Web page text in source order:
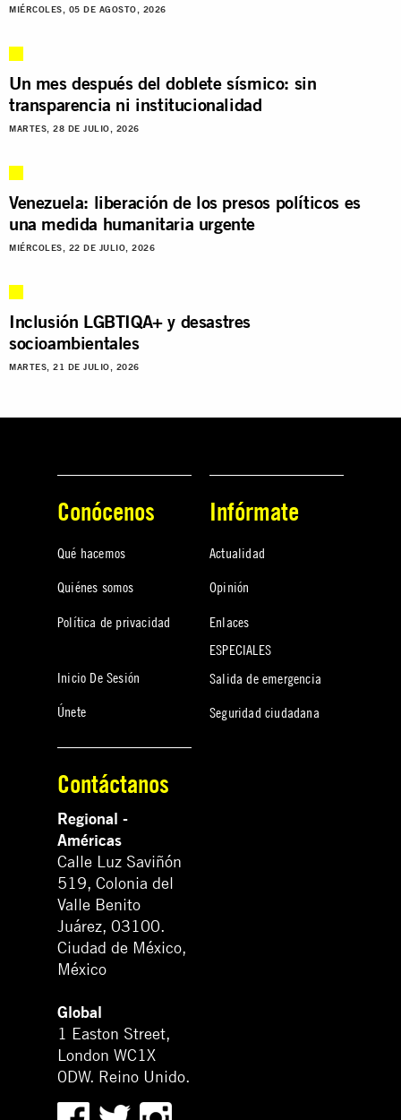
MIÉRCOLES, 05 DE AGOSTO, 2026
Un mes después del doblete sísmico: sin
transparencia ni institucionalidad
MARTES, 28 DE JULIO, 2026
Venezuela: liberación de los presos políticos es
una medida humanitaria urgente
MIÉRCOLES, 22 DE JULIO, 2026
Inclusión LGBTIQA+ y desastres
socioambientales
MARTES, 21 DE JULIO, 2026
Conócenos
Qué hacemos
Quiénes somos
Política de privacidad
Inicio De Sesión
Únete
Infórmate
Actualidad
Opinión
Enlaces
ESPECIALES
Salida de emergencia
Seguridad ciudadana
Contáctanos
Regional -
Américas
Calle Luz Saviñón
519, Colonia del
Valle Benito
Juárez, 03100.
Ciudad de México,
México
Global
1 Easton Street,
London WC1X
0DW. Reino Unido.